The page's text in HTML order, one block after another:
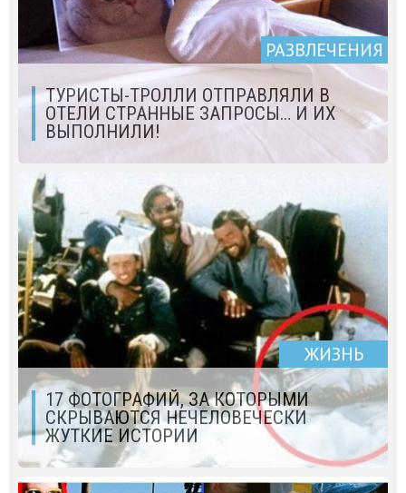
РАЗВЛЕЧЕНИЯ
ТУРИСТЫ-ТРОЛЛИ ОТПРАВЛЯЛИ В
ОТЕЛИ СТРАННЫЕ ЗАПРОСЫ… И ИХ
ВЫПОЛНИЛИ!
ЖИЗНЬ
17 ФОТОГРАФИЙ, ЗА КОТОРЫМИ
СКРЫВАЮТСЯ НЕЧЕЛОВЕЧЕСКИ
ЖУТКИЕ ИСТОРИИ